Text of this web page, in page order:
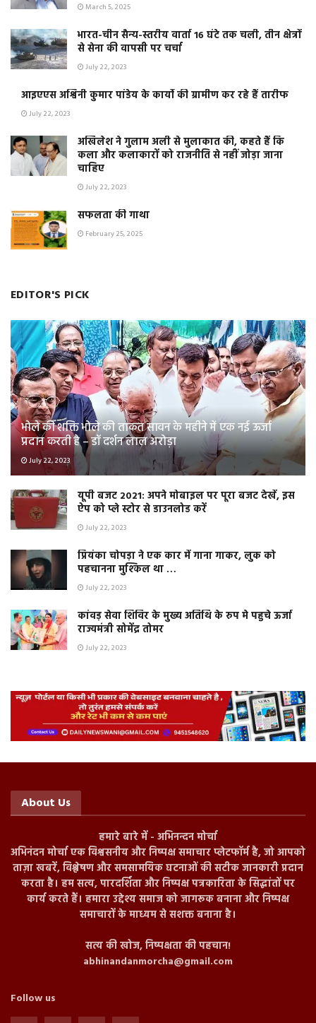
March 5, 2025
भारत-चीन सैन्य-स्तरीय वार्ता 16 घंटे तक चली, तीन क्षेत्रों
से सेना की वापसी पर चर्चा
July 22, 2023
आइएएस अश्विनी कुमार पांडेय के कार्यो की ग्रामीण कर रहे हैं तारीफ
July 22, 2023
अखिलेश ने गुलाम अली से मुलाकात की, कहते हैं कि
कला और कलाकारों को राजनीति से नहीं जोड़ा जाना
चाहिए
July 22, 2023
सफलता की गाथा
February 25, 2025
EDITOR'S PICK
भोले की शक्ति भोले की ताकत सावन के महीने में एक नई ऊर्जा
प्रदान करती है – डॉ दर्शन लाल अरोड़ा
July 22, 2023
यूपी बजट 2021: अपने मोबाइल पर पूरा बजट देखें, इस
ऐप को प्ले स्टोर से डाउनलोड करें
July 22, 2023
प्रियंका चोपड़ा ने एक कार में गाना गाकर, लुक को
पहचानना मुश्किल था …
July 22, 2023
कांवड़ सेवा शिविर के मुख्य अतिथि के रुप मे पहुचे ऊर्जा
राज्यमंत्री सोमेंद्र तोमर
July 22, 2023
About Us
हमारे बारे में - अभिनन्दन मोर्चा
अभिनंदन मोर्चा एक विश्वसनीय और निष्पक्ष समाचार प्लेटफॉर्म है, जो आपको
ताज़ा खबरें, विश्लेषण और समसामयिक घटनाओं की सटीक जानकारी प्रदान
करता है। हम सत्य, पारदर्शिता और निष्पक्ष पत्रकारिता के सिद्धांतों पर
कार्य करते हैं। हमारा उद्देश्य समाज को जागरूक बनाना और निष्पक्ष
समाचारों के माध्यम से सशक्त बनाना है।
सत्य की खोज, निष्पक्षता की पहचान!
abhinandanmorcha@gmail.com
Follow us